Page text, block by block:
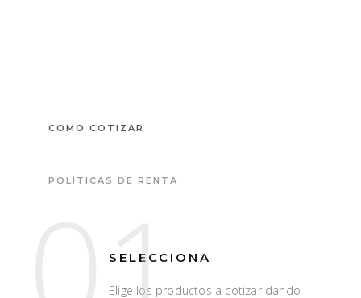
COMO COTIZAR
POLÍTICAS DE RENTA
SELECCIONA
Elige los productos a cotizar dando